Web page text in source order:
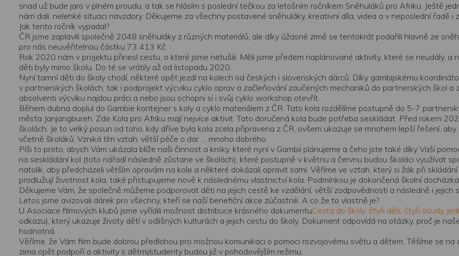
snad už bude jaro v plném proudu, a tak se hlásím s poslední tečkou za letošním ročníkem Sněhuláků pro Afriku. Ještě
nám dali, nelehké situaci navzdory. Děkujeme za všechny postavené sněhuláky, kreativní díla, videa a v neposlední řadě
Jak tento ročník vypadal?
ČR jsme zaplavili společně 2048 sněhuláky z různých materiálů, ale díky úžasné zimě se tentokrát podařili hlavně ze
pro nás neuvěřitelnou částku 73 413 Kč.
Rok 2020 nám v projektu přinesl cestu, o které jsme netušili. Měli jsme předem naplánované aktivity, které se neudály, a
děti byly mimo školu. Do té se vrátily až od listopadu 2020.
Nyní tamní děti do školy chodí, některé opět jezdí na kolech od českých i slovenských dárců. Díky gambijskému
v partnerských školách, tak i podprojekt výcviku cyklo oprav a začleňování zaučených mechaniků do partnerských škol a
absolventi výcviku najdou práci a nebo jsou schopni si i svůj cyklo workshop otevřít.
Během dubna doplul do Gambie kontejner s koly a cyklo materiálem z ČR. Tato kola rozdělíme postupně do 5-7
města Janjangbureh. Zde Kola pro Afriku mají nejvíce aktivit. Tato doručená kola bude potřeba seskládat. Před rokem
školách. Je to velký posun od toho, kdy dříve byla kola zcela připravena z ČR, ovšem ukazuje se mnohem lepší řešení,
včetně školáků. Vzniká tím vztah, větší péče o dar … mnoho dobrého.
Píši to proto, abych Vám ukázala blíže naši činnost a kroky, které nyní v Gambii plánujeme a čeho jste také díky Vaší
na seskládání kol (toto nářadí následně zůstane ve školách), které postupně v květnu a červnu budou školáci využívat
natolik, aby předcházeli větším opravám na kole a některé dokázali opravit sami. Věříme ve vztah, který si žák při
prodlužují životnost kola, také přistupujeme nově k následnému vlastnictví kola. Podmínkou je dokončená školní
Děkujeme Vám, že společně můžeme podporovat děti na jejich cestě ke vzdělání, větší zodpovědnosti a následně i jejich
Letos jsme avizovali dárek pro všechny, kteří se naší benefiční akce zúčastnili. A co že to vlastně je?
U Asociace filmových klubů jsme vyřídili možnost distribuce krásného dokumentuCesta do školy, čtyři děti, čtyři osudy,
odkazu), který ukazuje životy dětí v odlišných kulturách a jejich cestu do školy. Dokument odpovídá na otázky, proč je
hodnotná.
Věříme, že Vám film bude dobrou předlohou pro možnou komunikaci o pomoci rozvojovému světu a dětem. Těšíme se
zima opět podpoří a aktivity s dětmi/studenty budou již v pohodovějším režimu.